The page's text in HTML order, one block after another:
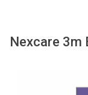
Nexcare 3m